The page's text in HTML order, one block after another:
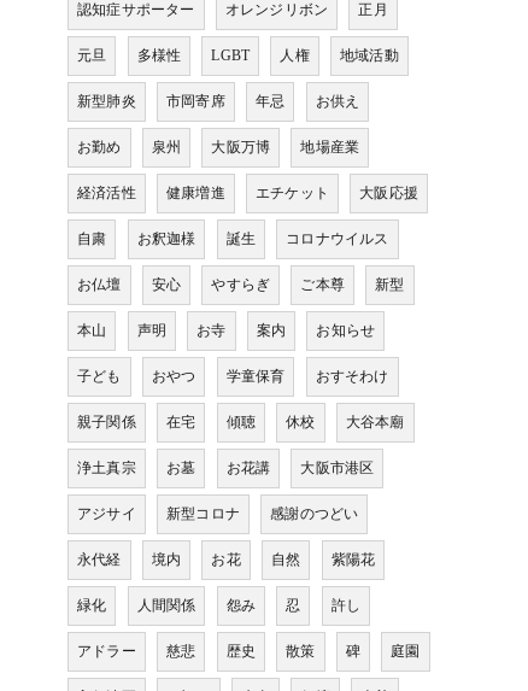
認知症サポーター オレンジリボン 正月
元旦 多様性 LGBT 人権 地域活動
新型肺炎 市岡寄席 年忌 お供え
お勤め 泉州 大阪万博 地場産業
経済活性 健康増進 エチケット 大阪応援
自粛 お釈迦様 誕生 コロナウイルス
お仏壇 安心 やすらぎ ご本尊 新型
本山 声明 お寺 案内 お知らせ
子ども おやつ 学童保育 おすそわけ
親子関係 在宅 傾聴 休校 大谷本廟
浄土真宗 お墓 お花講 大阪市港区
アジサイ 新型コロナ 感謝のつどい
永代経 境内 お花 自然 紫陽花
緑化 人間関係 怨み 忍 許し
アドラー 慈悲 歴史 散策 碑 庭園